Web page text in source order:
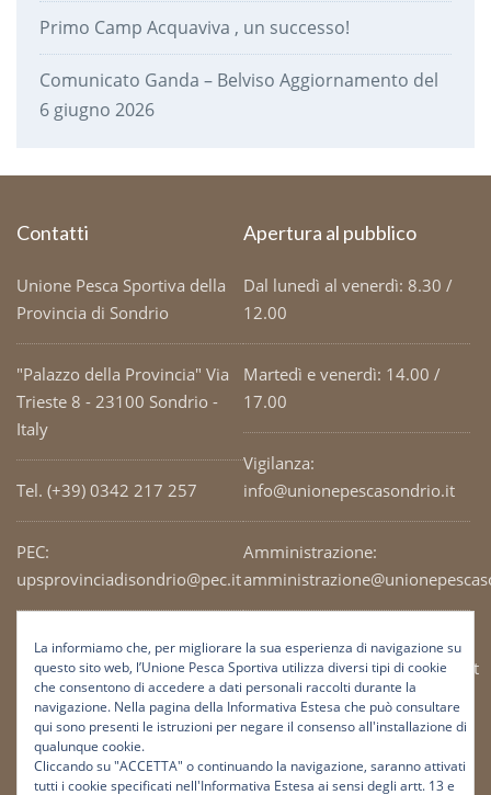
Primo Camp Acquaviva , un successo!
Comunicato Ganda – Belviso Aggiornamento del
6 giugno 2026
Contatti
Unione Pesca Sportiva della
Provincia di Sondrio
"Palazzo della Provincia" Via
Trieste 8 - 23100 Sondrio -
Italy
Tel. (+39) 0342 217 257
PEC:
upsprovinciadisondrio@pec.it
Codice Fiscale: 93003690141
Apertura al pubblico
Dal lunedì al venerdì: 8.30 /
12.00
Martedì e venerdì: 14.00 /
17.00
Vigilanza:
info@unionepescasondrio.it
Amministrazione:
Ufficio tecnico:
tecnico@unionepescasondrio.it
Informazioni:
info@unionepescasondrio.it
La informiamo che, per migliorare la sua esperienza di navigazione su
questo sito web, l’Unione Pesca Sportiva utilizza diversi tipi di cookie
che consentono di accedere a dati personali raccolti durante la
navigazione. Nella pagina della Informativa Estesa che può consultare
qui sono presenti le istruzioni per negare il consenso all'installazione di
qualunque cookie.
Cliccando su "ACCETTA" o continuando la navigazione, saranno attivati
tutti i cookie specificati nell'Informativa Estesa ai sensi degli artt. 13 e